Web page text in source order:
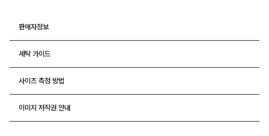
판매자정보
세탁 가이드
사이즈 측정 방법
이미지 저작권 안내